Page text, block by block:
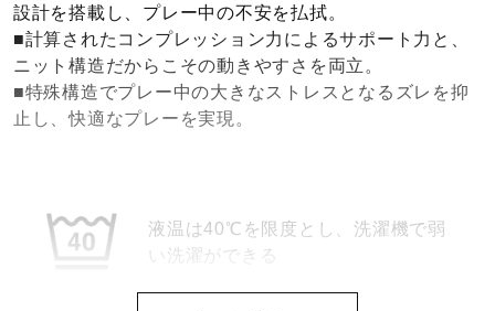
寝具／ミズノスリープ
アウトドア／レイン
健康／エクササイズ
設計を搭載し、プレー中の不安を払拭。
■計算されたコンプレッション力によるサポート力と、
ニット構造だからこその動きやすさを両立。
■特殊構造でプレー中の大きなストレスとなるズレを抑
止し、快適なプレーを実現。
液温は40℃を限度とし、洗濯機で弱
い洗濯ができる